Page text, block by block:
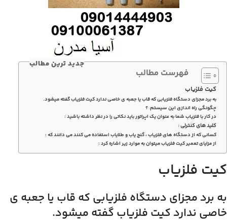
جدید ترین مطالب
فهرست مطالب
کیت فلزیاب
به برد مجزای دستگاه فلزیابی که قاب یا جعبه ی خاصی ندارد کیت فلزیاب گفته میشود.
چگونگی راه اندازی این سیستم ؟
در کار با فلزیاب شما به عنوان یک اپراتور باید نکاتی را در نظر داشته باشید :
کلید های کنترلی :
کسانی که از دستگاه های فلزیاب ، گنج یاب و طلایاب استفاده می کنند می دانند که :
از مزایای تعمیر کیت فلزیاب میتوان به موارد زیر اشاره کرد :
کیت فلزیاب
به برد مجزای دستگاه فلزیابی که قاب یا جعبه ی
خاصی ندارد کیت فلزیاب گفته میشود.